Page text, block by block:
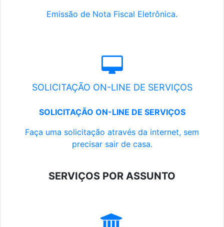
Emissão de Nota Fiscal Eletrônica.
SOLICITAÇÃO ON-LINE DE SERVIÇOS
SOLICITAÇÃO ON-LINE DE SERVIÇOS
Faça uma solicitação através da internet, sem
precisar sair de casa.
SERVIÇOS POR ASSUNTO